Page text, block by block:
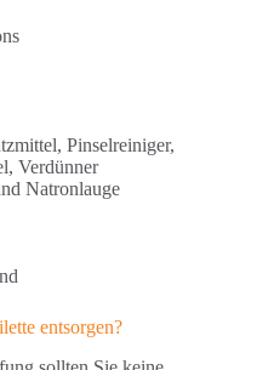
Pinselreiniger,
Verdünner
Natronlauge
entsorgen?